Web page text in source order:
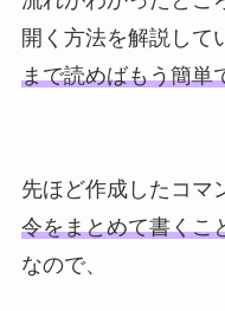
開く方法を解説して
まで読めばもう簡単
先ほど作成したコマ
令をまとめて書くこ
なので、